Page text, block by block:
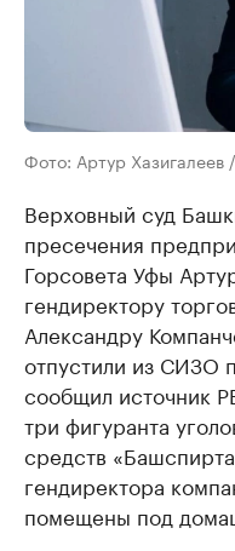
Фото: Артур Хазигалеев
Верховный суд
пресечения
Горсовета Уфы
гендиректору
Александру
отпустили из СИЗО
сообщил источник
три фигуранта
средств
гендиректора
помещены под